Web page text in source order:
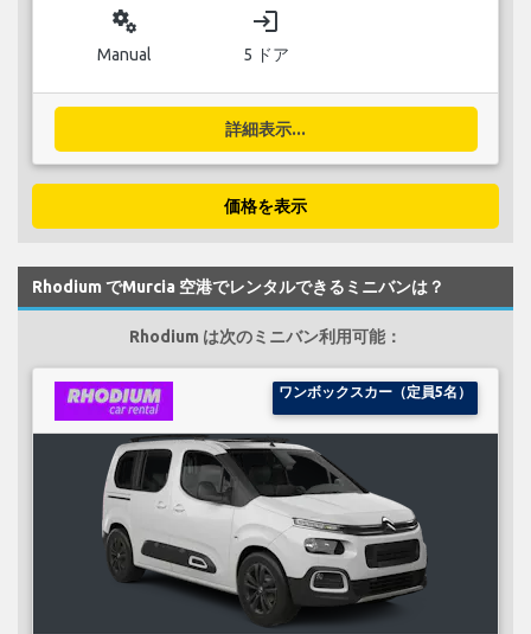
miscellaneous_services
Manual
login
5 ドア
詳細表示...
価格を表示
Rhodium でMurcia 空港でレンタルできるミニバンは？
Rhodium は次のミニバン利用可能：
ワンボックスカー（定員5名）